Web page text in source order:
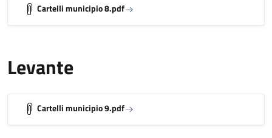
Cartelli municipio 8.pdf
Levante
Cartelli municipio 9.pdf